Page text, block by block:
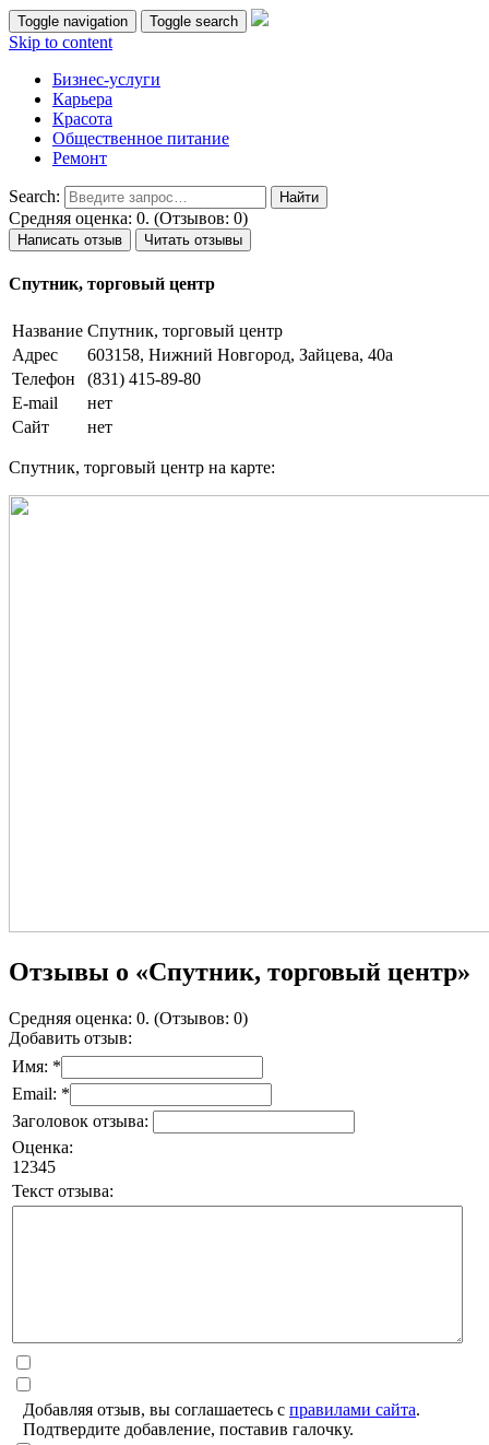
Toggle navigation Toggle search
Skip to content
Бизнес-услуги
Карьера
Красота
Общественное питание
Ремонт
Search:
Средняя оценка: 0. (Отзывов: 0)
Написать отзыв Читать отзывы
Спутник, торговый центр
Название Спутник, торговый центр
Адрес
603158, Нижний Новгород, Зайцева, 40а
Телефон
(831) 415-89-80
E-mail
нет
Сайт
нет
Спутник, торговый центр на карте:
Отзывы о «Спутник, торговый центр»
Средняя оценка: 0. (Отзывов: 0)
Добавить отзыв:
Имя: *
Email: *
Заголовок отзыва:
Оценка:
1 2345
Текст отзыва:
Добавляя отзыв, вы соглашаетесь с правилами сайта.
Подтвердите добавление, поставив галочку.